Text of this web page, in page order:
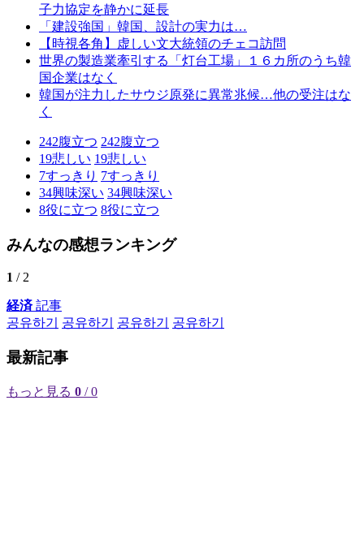
子力協定を静かに延長
「建設強国」韓国、設計の実力は…
【時視各角】虚しい文大統領のチェコ訪問
世界の製造業牽引する「灯台工場」１６カ所のうち韓
国企業はなく
韓国が注力したサウジ原発に異常兆候…他の受注はな
く
242腹立つ 242腹立つ
19悲しい 19悲しい
7すっきり 7すっきり
34興味深い 34興味深い
8役に立つ 8役に立つ
みんなの感想ランキング
1 / 2
経済記事
공유하기
공유하기 공유하기 공유하기
最新記事
もっと見る 0 / 0